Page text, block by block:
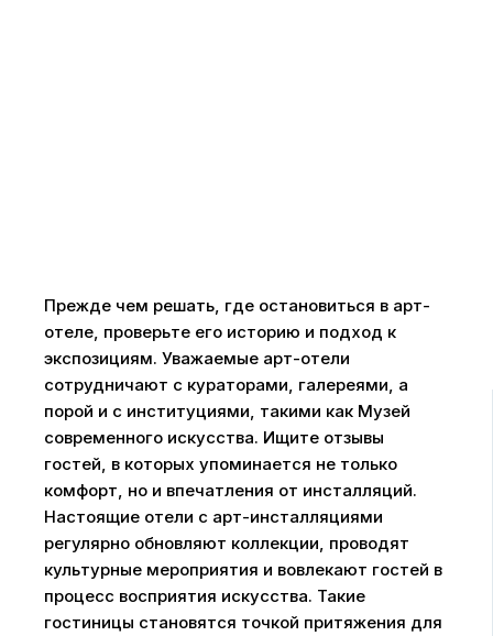
Прежде чем решать, где остановиться в арт-
отеле, проверьте его историю и подход к
экспозициям. Уважаемые арт-отели
сотрудничают с кураторами, галереями, а
порой и с институциями, такими как Музей
современного искусства. Ищите отзывы
гостей, в которых упоминается не только
комфорт, но и впечатления от инсталляций.
Настоящие отели с арт-инсталляциями
регулярно обновляют коллекции, проводят
культурные мероприятия и вовлекают гостей в
процесс восприятия искусства. Такие
гостиницы становятся точкой притяжения для